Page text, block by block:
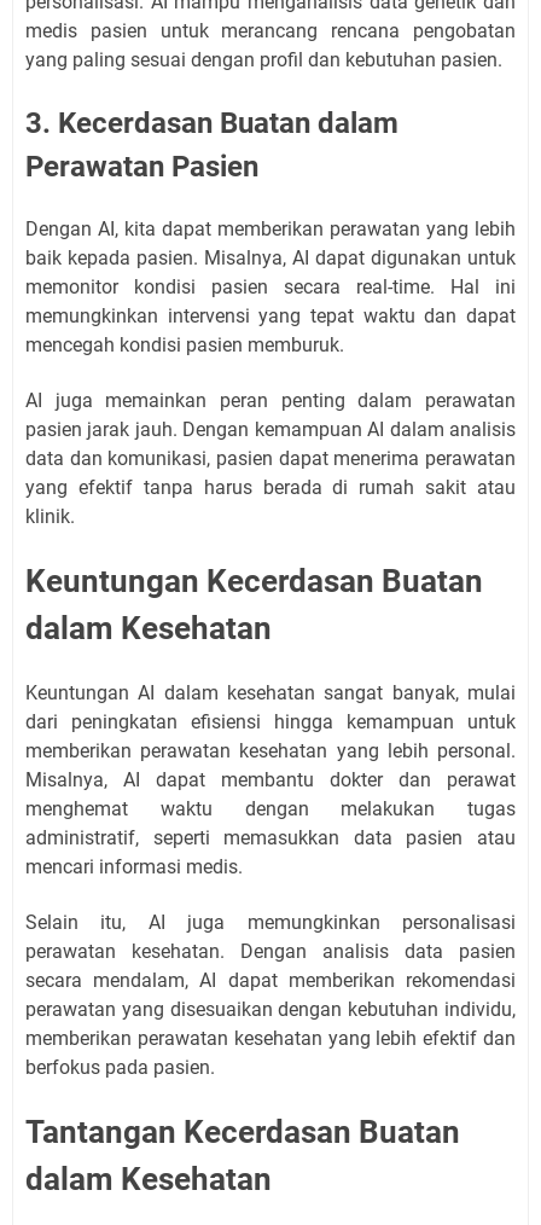
medis pasien untuk merancang rencana pengobatan
yang paling sesuai dengan profil dan kebutuhan pasien.
3. Kecerdasan Buatan dalam
Perawatan Pasien
Dengan AI, kita dapat memberikan perawatan yang lebih
baik kepada pasien. Misalnya, AI dapat digunakan untuk
memonitor kondisi pasien secara real-time. Hal ini
memungkinkan intervensi yang tepat waktu dan dapat
mencegah kondisi pasien memburuk.
AI juga memainkan peran penting dalam perawatan
pasien jarak jauh. Dengan kemampuan AI dalam analisis
data dan komunikasi, pasien dapat menerima perawatan
yang efektif tanpa harus berada di rumah sakit atau
klinik.
Keuntungan Kecerdasan Buatan
dalam Kesehatan
Keuntungan AI dalam kesehatan sangat banyak, mulai
dari peningkatan efisiensi hingga kemampuan untuk
memberikan perawatan kesehatan yang lebih personal.
Misalnya, AI dapat membantu dokter dan perawat
menghemat waktu dengan melakukan tugas
administratif, seperti memasukkan data pasien atau
mencari informasi medis.
Selain itu, AI juga memungkinkan personalisasi
perawatan kesehatan. Dengan analisis data pasien
secara mendalam, AI dapat memberikan rekomendasi
perawatan yang disesuaikan dengan kebutuhan individu,
memberikan perawatan kesehatan yang lebih efektif dan
berfokus pada pasien.
Tantangan Kecerdasan Buatan
dalam Kesehatan